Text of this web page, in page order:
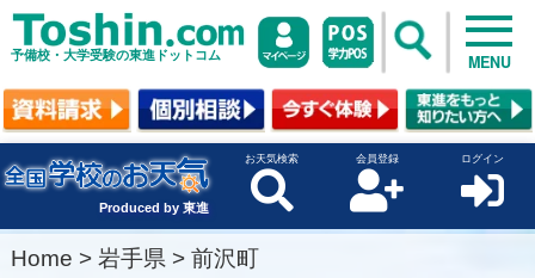
予備校・大学受験の東進ドットコム MENU
Produced by 東進
お天気検索 会員登録 ログイン
Home > 岩手県 > 前沢町